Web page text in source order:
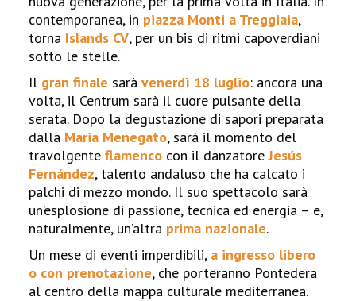
contemporanea, in piazza Monti a Treggiaia,
torna Islands CV, per un bis di ritmi capoverdiani
sotto le stelle.
Il gran finale saràvenerdì 18 luglio: ancora una
volta, il Centrum sarà il cuore pulsante della
serata. Dopo la degustazione di sapori preparata
dalla Maria Menegato, sarà il momento del
travolgenteflamenco con il danzatoreJesús
Fernández, talento andaluso che ha calcato i
palchi di mezzo mondo. Il suo spettacolo sarà
un’esplosione di passione, tecnica ed energia – e,
naturalmente, un’altra prima nazionale.
Un mese di eventi imperdibili, a ingresso libero
o con prenotazione, che porteranno Pontedera
al centro della mappa culturale mediterranea.